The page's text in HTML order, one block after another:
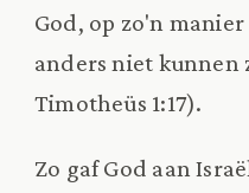
God, op zo'n
anders niet
Timotheüs 1:17).
Zo gaf God aan